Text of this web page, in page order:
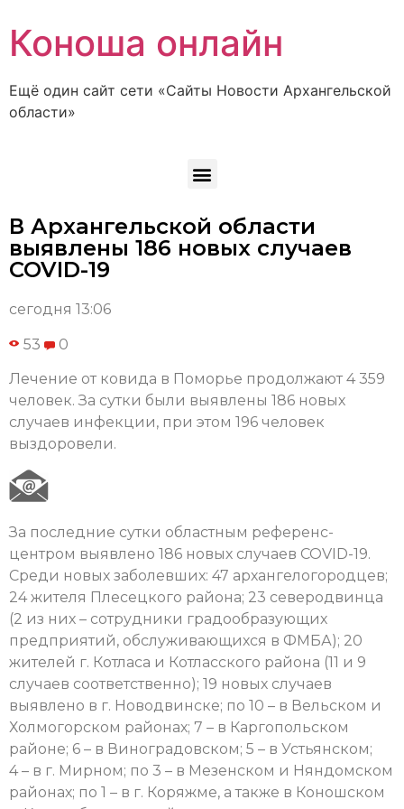
Коноша онлайн
Ещё один сайт сети «Сайты Новости Архангельской
области»
В Архангельской области
выявлены 186 новых случаев
COVID-19
сегодня 13:06
53 0
Лечение от ковида в Поморье продолжают 4 359
человек. За сутки были выявлены 186 новых
случаев инфекции, при этом 196 человек
выздоровели.
За последние сутки областным референс-
центром выявлено 186 новых случаев COVID-19.
Среди новых заболевших: 47 архангелогородцев;
24 жителя Плесецкого района; 23 северодвинца
(2 из них – сотрудники градообразующих
предприятий, обслуживающихся в ФМБА); 20
жителей г. Котласа и Котласского района (11 и 9
случаев соответственно); 19 новых случаев
выявлено в г. Новодвинске; по 10 – в Вельском и
Холмогорском районах; 7 – в Каргопольском
районе; 6 – в Виноградовском; 5 – в Устьянском;
4 – в г. Мирном; по 3 – в Мезенском и Няндомском
районах; по 1 – в г. Коряжме, а также в Коношском